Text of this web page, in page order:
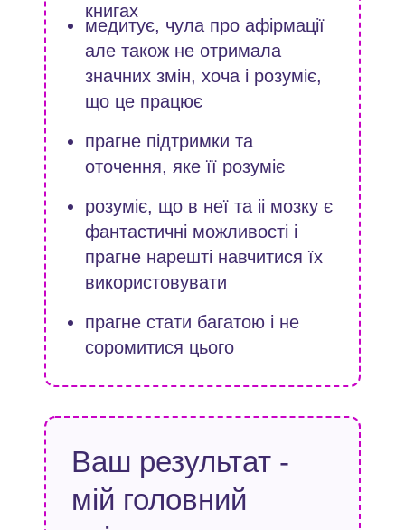
медитує, чула про афірмації
але також не отримала
значних змін, хоча і розуміє,
що це працює
прагне підтримки та
оточення, яке її розуміє
прагне стати багатою і не
соромитися цього
книгах
розуміє, що в неї та іі мозку є
фантастичні можливості і
прагне нарешті навчитися їх
використовувати
Ваш результат -
мій головний